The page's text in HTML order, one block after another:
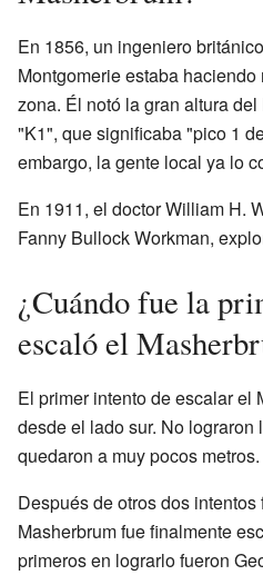
En 1856, un ingeniero
Montgomerie estaba
zona. Él notó la gran altura
"K1", que significaba "pico 1
embargo, la gente local ya lo
En 1911, el doctor William H.
Fanny Bullock Workman,
¿Cuándo fue la
escaló el
El primer intento de escalar el
desde el lado sur. No lograron
quedaron a muy pocos metros.
Después de otros dos
Masherbrum fue finalmente
primeros en lograrlo fueron